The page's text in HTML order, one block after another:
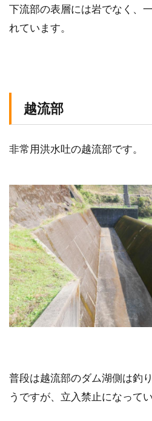
下流部の表層には岩でなく、
れています。
越流部
非常用洪水吐の越流部です。
普段は越流部のダム湖側は釣
うですが、立入禁止になってい